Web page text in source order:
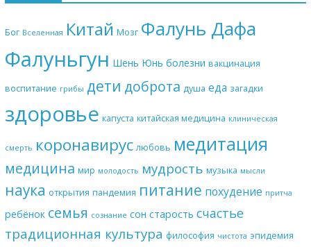
Бог Вселенная Китай Мозг Фалунь Дафа
Фалуньгун Шень Юнь болезни вакцинация
воспитание грибы дети доброта душа еда загадки
здоровье капуста китайская медицина клиническая
смерть коронавирус любовь медитация
медицина мир молодость мудрость музыка мысли
наука открытия пандемия питание похудение притча
ребёнок семья сознание сон старость счастье
традиционная культура философия чистота эпидемия